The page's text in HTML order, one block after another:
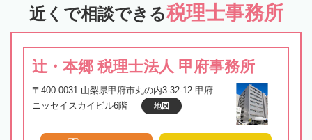
近くで相談できる税理士事務所
辻・本郷 税理士法人 甲府事務所
〒400-0031 山梨県甲府市丸の内3-32-12 甲府
ニッセイスカイビル6階
地図